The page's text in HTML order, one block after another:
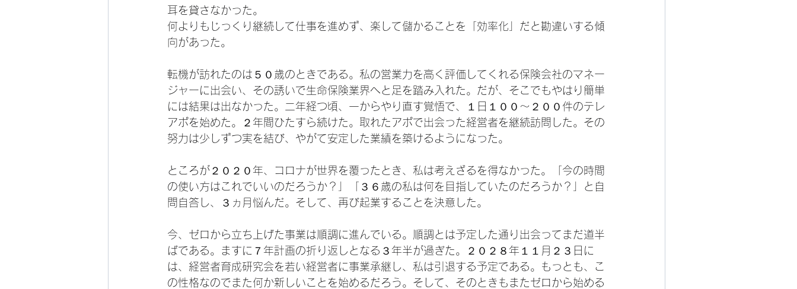
耳を貸さなかった。
何よりもじっくり継続して仕事を進めず、楽して儲かることを「効率化」だと勘違いする傾
向があった。
転機が訪れたのは５０歳のときである。私の営業力を高く評価してくれる保険会社のマネー
ジャーに出会い、その誘いで生命保険業界へと足を踏み入れた。だが、そこでもやはり簡単
には結果は出なかった。二年経つ頃、一からやり直す覚悟で、１日１００〜２００件のテレ
アポを始めた。２年間ひたすら続けた。取れたアポで出会った経営者を継続訪問した。その
努力は少しずつ実を結び、やがて安定した業績を築けるようになった。
ところが２０２０年、コロナが世界を覆ったとき、私は考えざるを得なかった。「今の時間
の使い方はこれでいいのだろうか？」「３６歳の私は何を目指していたのだろうか？」と自
問自答し、３ヵ月悩んだ。そして、再び起業することを決意した。
今、ゼロから立ち上げた事業は順調に進んでいる。順調とは予定した通り出会ってまだ道半
ばである。ますに７年計画の折り返しとなる３年半が過ぎた。２０２８年１１月２３日に
は、経営者育成研究会を若い経営者に事業承継し、私は引退する予定である。もっとも、こ
の性格なのでまた何か新しいことを始めるだろう。そして、そのときもまたゼロから始める